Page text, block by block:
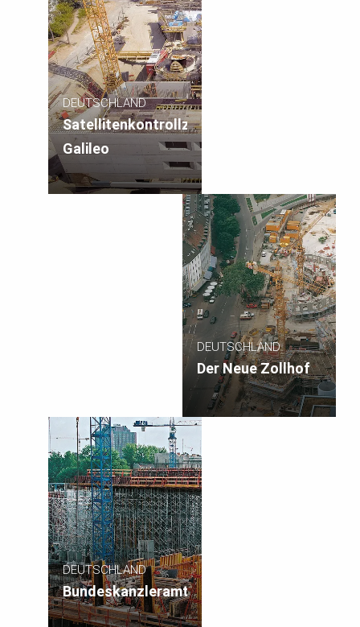
DEUTSCHLAND
Satellitenkontrollzentrum
Galileo
DEUTSCHLAND
Der Neue Zollhof
DEUTSCHLAND
Bundeskanzleramt